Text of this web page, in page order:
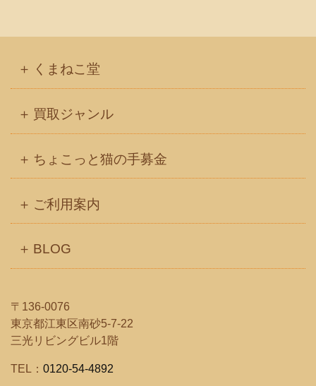
くまねこ堂
買取ジャンル
ちょこっと猫の手募金
ご利用案内
BLOG
〒136-0076
東京都江東区南砂5-7-22
三光リビングビル1階
TEL： 0120-54-4892